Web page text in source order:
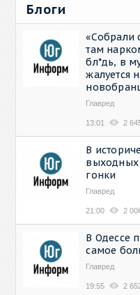
Блоги
«Собрали
там
бл*дь, в
жалуется
Главред
13:01 2
В
выходных
гонки
Главред
21:00 2
В Одессе
самое
Главред
19:55 2